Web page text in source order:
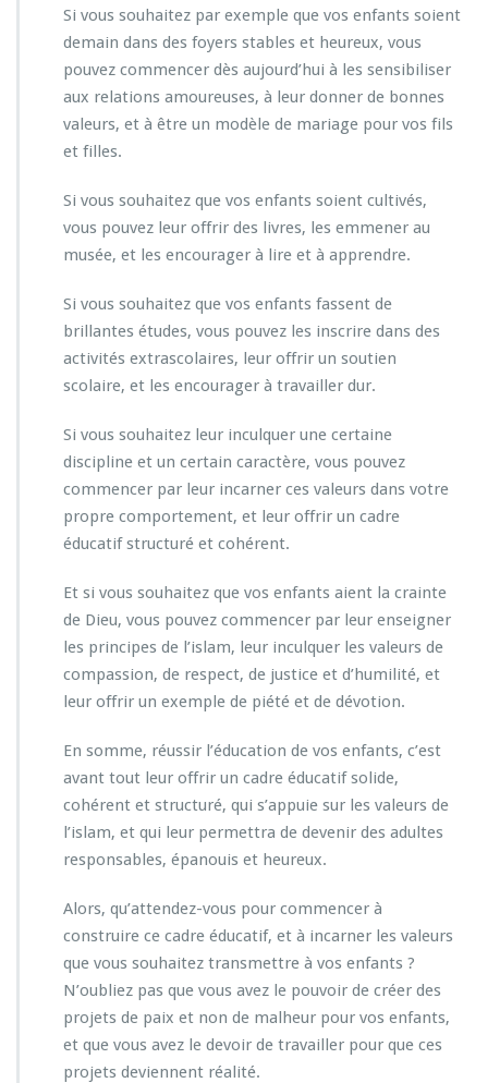
Si vous souhaitez par exemple que vos enfants soient
demain dans des foyers stables et heureux, vous
pouvez commencer dès aujourd’hui à les sensibiliser
aux relations amoureuses, à leur donner de bonnes
valeurs, et à être un modèle de mariage pour vos fils
et filles.
Si vous souhaitez que vos enfants soient cultivés,
vous pouvez leur offrir des livres, les emmener au
musée, et les encourager à lire et à apprendre.
Si vous souhaitez que vos enfants fassent de
brillantes études, vous pouvez les inscrire dans des
activités extrascolaires, leur offrir un soutien
scolaire, et les encourager à travailler dur.
Si vous souhaitez leur inculquer une certaine
discipline et un certain caractère, vous pouvez
commencer par leur incarner ces valeurs dans votre
propre comportement, et leur offrir un cadre
éducatif structuré et cohérent.
Et si vous souhaitez que vos enfants aient la crainte
de Dieu, vous pouvez commencer par leur enseigner
les principes de l’islam, leur inculquer les valeurs de
compassion, de respect, de justice et d’humilité, et
leur offrir un exemple de piété et de dévotion.
En somme, réussir l’éducation de vos enfants, c’est
avant tout leur offrir un cadre éducatif solide,
cohérent et structuré, qui s’appuie sur les valeurs de
l’islam, et qui leur permettra de devenir des adultes
responsables, épanouis et heureux.
Alors, qu’attendez-vous pour commencer à
construire ce cadre éducatif, et à incarner les valeurs
que vous souhaitez transmettre à vos enfants ?
N’oubliez pas que vous avez le pouvoir de créer des
projets de paix et non de malheur pour vos enfants,
et que vous avez le devoir de travailler pour que ces
projets deviennent réalité.